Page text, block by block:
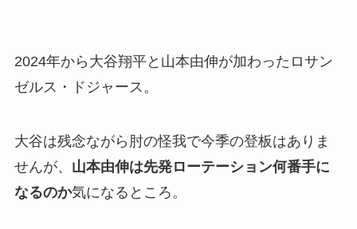
2024年から大谷翔平と山本由伸が加わったロサン
ゼルス・ドジャース。
大谷は残念ながら肘の怪我で今季の登板はありま
せんが、 山本由伸は先発ローテーション何番手に
なるのか気になるところ。